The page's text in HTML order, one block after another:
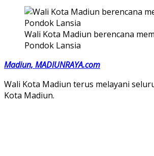
Wali Kota Madiun berencana
Pondok Lansia
Madiun, MADIUNRAYA.com
Wali Kota Madiun terus melayani
Kota Madiun.